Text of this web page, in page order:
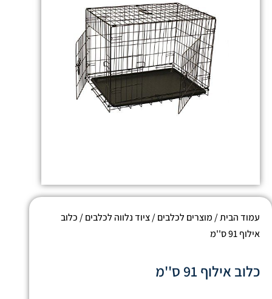
עמוד הבית/ מוצרים לכלבים/ציוד נלווה לכלבים/ כלוב
אילוף 91 ס''מ
כלוב אילוף 91 ס''מ